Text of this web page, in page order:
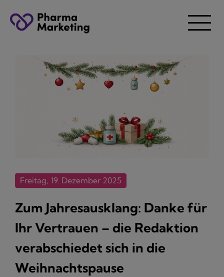
Freitag, 19. Dezember 2025
Zum Jahresausklang: Danke für
Ihr Vertrauen – die Redaktion
verabschiedet sich in die
Weihnachtspause